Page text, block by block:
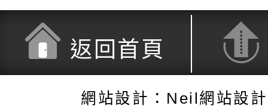
返回首頁
網站設計：Neil網站設